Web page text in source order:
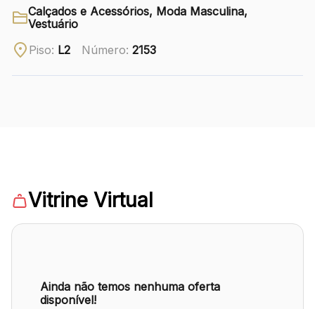
Ver local
Chamar Uber
Calçados e Acessórios, Moda Masculina,
Vestuário
Piso: L2 Número: 2153
Vitrine Virtual
Ainda não temos nenhuma oferta
disponível!